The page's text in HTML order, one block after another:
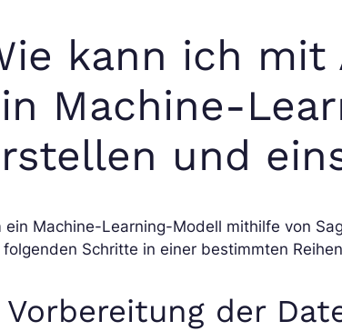
kann ich mit
Machine-
und
ein Machine-Learning-Modell mithilfe von
folgenden Schritte in einer bestimmten
Vorbereitung der